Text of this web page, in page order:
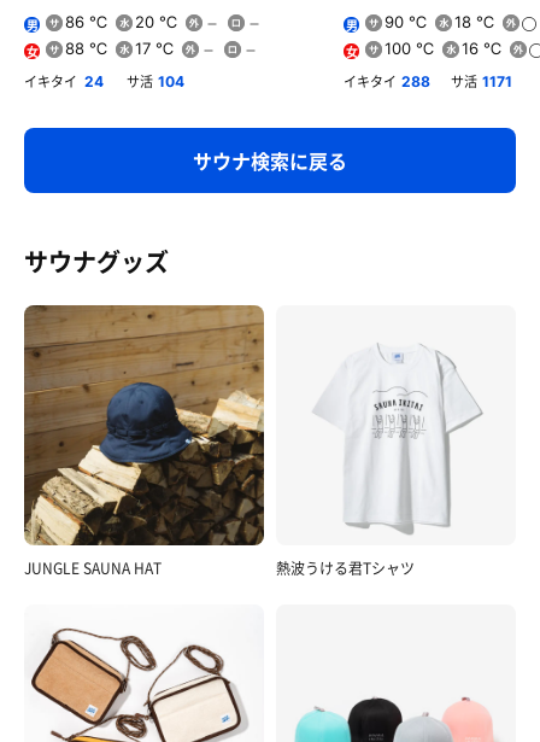
男 86 ℃ 20 ℃
女 88 ℃ 17 ℃
イキタイ 24 サ活 104
男 90 ℃ 18 ℃
女 100 ℃ 16 ℃
イキタイ 288 サ活 1171
サウナ検索に戻る
サウナグッズ
JUNGLE SAUNA HAT 熱波うける君Tシャツ